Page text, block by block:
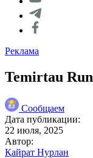
Реклама
Temirtau
Сообщаем
Дата публикации:
22 июля, 2025
Автор:
Қайрат Нурлан